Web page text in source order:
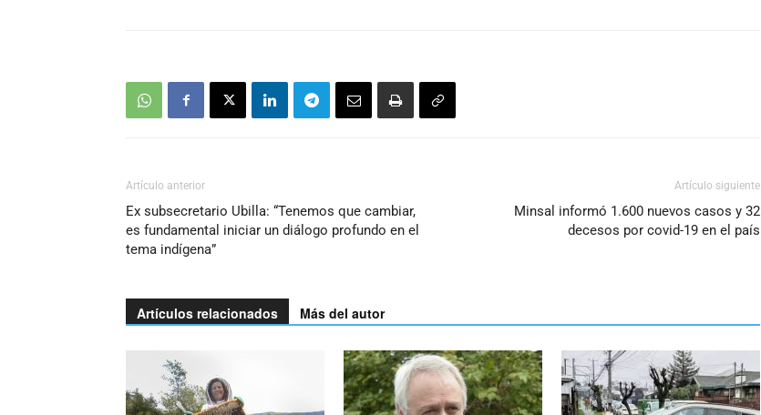
Artículo anterior
Ex subsecretario Ubilla: “Tenemos que cambiar,
es fundamental iniciar un diálogo profundo en el
tema indígena”
Artículo siguiente
Minsal informó 1.600 nuevos casos y 32
decesos por covid-19 en el país
Artículos relacionados Más del autor